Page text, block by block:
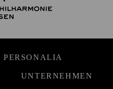
PERSONALIA
UNTERNEHMEN